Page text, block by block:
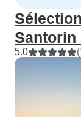
Santorin
5.0